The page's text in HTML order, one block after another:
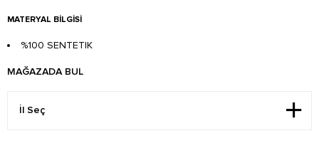
MATERYAL BILGISI
%100 SENTETIK
MAĞAZADA BUL